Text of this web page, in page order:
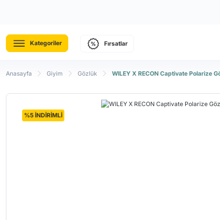
Kategoriler Fırsatlar
Anasayfa Giyim Gözlük WILEY X RECON Captivate Polarize
%5 İNDİRİMLİ